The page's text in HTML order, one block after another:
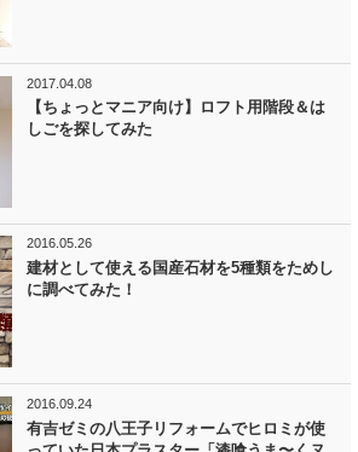
2017.04.08
【ちょっとマニア向け】ロフト用階段＆は
しごを探してみた
2016.05.26
建材として使える国産石材を5種類をためし
に調べてみた！
2016.09.24
有吉ゼミの八王子リフォームでヒロミが使